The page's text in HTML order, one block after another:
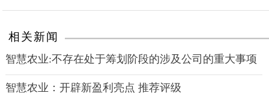
相关新闻
智慧农业:不存在处于筹划阶段的涉及公司的重大事项
智慧农业：开辟新盈利亮点 推荐评级